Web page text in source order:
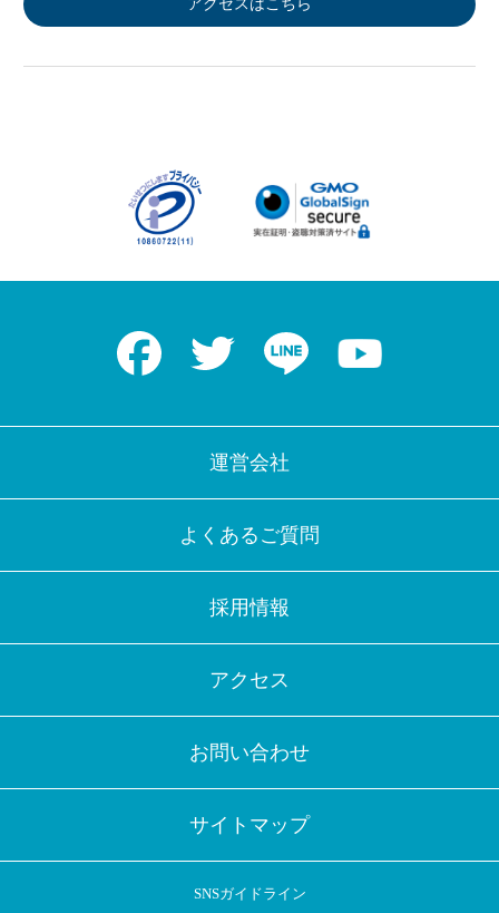
アクセスはこちら
Facebook Twitter LINE
運営会社
よくあるご質問
採用情報
アクセス
お問い合わせ
サイトマップ
SNSガイドライン